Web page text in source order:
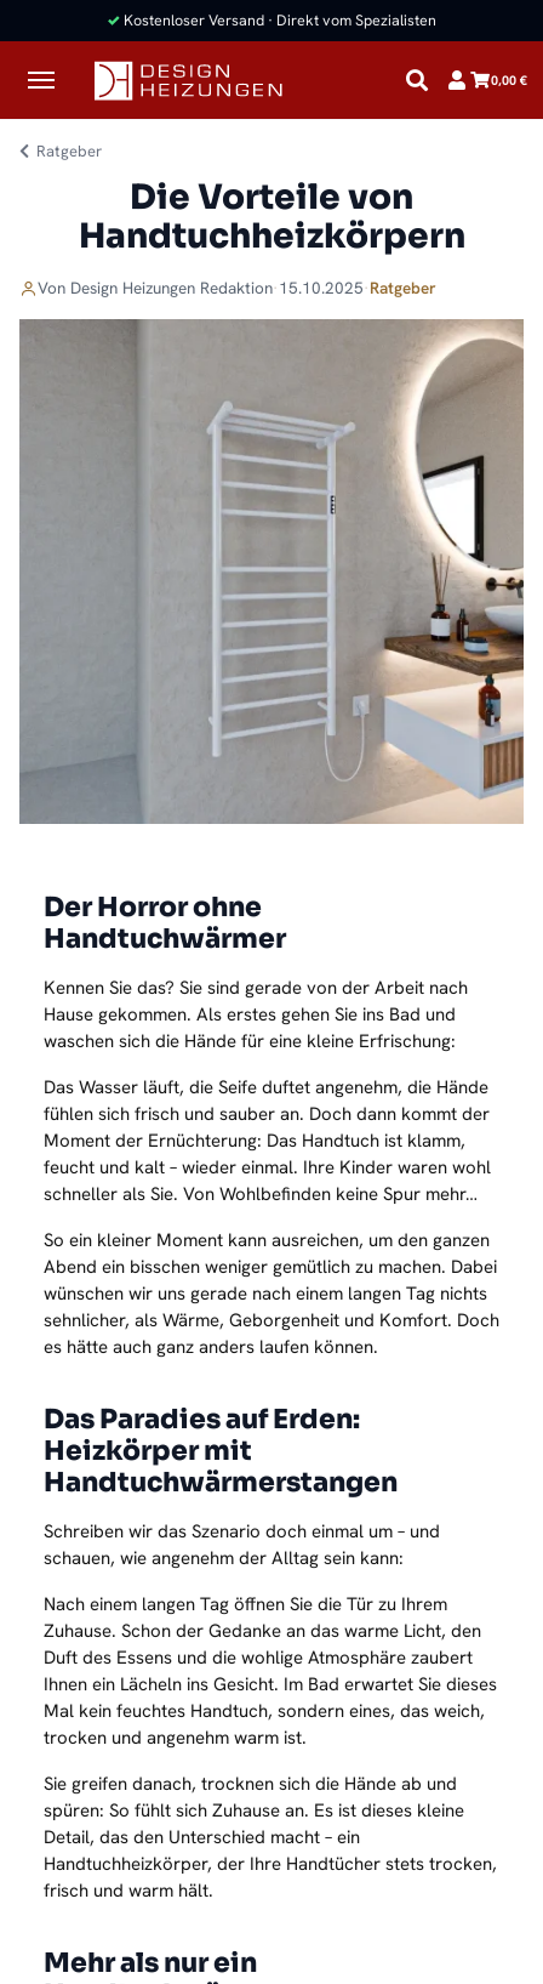
✓ Kostenloser Versand · Direkt vom Spezialisten
0,00 €
Ratgeber
Die Vorteile von
Handtuchheizkörpern
Von Design Heizungen Redaktion·15.10.2025·Ratgeber
Der Horror ohne
Handtuchwärmer
Kennen Sie das? Sie sind gerade von der Arbeit nach
Hause gekommen. Als erstes gehen Sie ins Bad und
waschen sich die Hände für eine kleine Erfrischung:
Das Wasser läuft, die Seife duftet angenehm, die Hände
fühlen sich frisch und sauber an. Doch dann kommt der
Moment der Ernüchterung: Das Handtuch ist klamm,
feucht und kalt – wieder einmal. Ihre Kinder waren wohl
schneller als Sie. Von Wohlbefinden keine Spur mehr…
So ein kleiner Moment kann ausreichen, um den ganzen
Abend ein bisschen weniger gemütlich zu machen. Dabei
wünschen wir uns gerade nach einem langen Tag nichts
sehnlicher, als Wärme, Geborgenheit und Komfort. Doch
es hätte auch ganz anders laufen können.
Das Paradies auf Erden:
Heizkörper mit
Handtuchwärmerstangen
Schreiben wir das Szenario doch einmal um – und
schauen, wie angenehm der Alltag sein kann:
Nach einem langen Tag öffnen Sie die Tür zu Ihrem
Zuhause. Schon der Gedanke an das warme Licht, den
Duft des Essens und die wohlige Atmosphäre zaubert
Ihnen ein Lächeln ins Gesicht. Im Bad erwartet Sie dieses
Mal kein feuchtes Handtuch, sondern eines, das weich,
trocken und angenehm warm ist.
Sie greifen danach, trocknen sich die Hände ab und
spüren: So fühlt sich Zuhause an. Es ist dieses kleine
Detail, das den Unterschied macht – ein
Handtuchheizkörper, der Ihre Handtücher stets trocken,
frisch und warm hält.
Mehr als nur ein